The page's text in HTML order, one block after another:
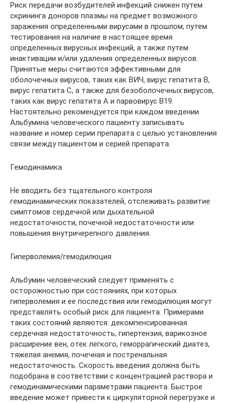
Риск передачи возбудителей инфекций снижен путем
скрининга доноров плазмы на предмет возможного
заражения определенными вирусами в прошлом, путем
тестирования на наличие в настоящее время
определенных вирусных инфекций, а также путем
инактивации и/или удаления определенных вирусов.
Принятые меры считаются эффективными для
оболочечных вирусов, таких как ВИЧ, вирус гепатита В,
вирус гепатита С, а также для безоболочечных вирусов,
таких как вирус гепатита А и парвовирус В19.
Настоятельно рекомендуется при каждом введении
Альбумина человечеcкого пациенту записывать
название и номер серии препарата с целью установления
связи между пациентом и серией препарата.
Гемодинамика
Не вводить без тщательного контроля
гемодинамических показателей, отслеживать развитие
симптомов сердечной или дыхательной
недостаточности, почечной недостаточности или
повышения внутричерепного давления.
Гиперволемия/гемодилюция
Альбумин человеческий следует применять с
осторожностью при состояниях, при которых
гиперволемия и ее последствия или гемодилюция могут
представлять особый риск для пациента. Примерами
таких состояний являются: декомпенсированная
сердечная недостаточность, гипертензия, варикозное
расширение вен, отек легкого, геморрагический диатез,
тяжелая анемия, почечная и постренальная
недостаточность. Скорость введения должна быть
подобрана в соответствии с концентрацией раствора и
гемодинамическими параметрами пациента. Быстрое
введение может привести к циркуляторной перегрузке и